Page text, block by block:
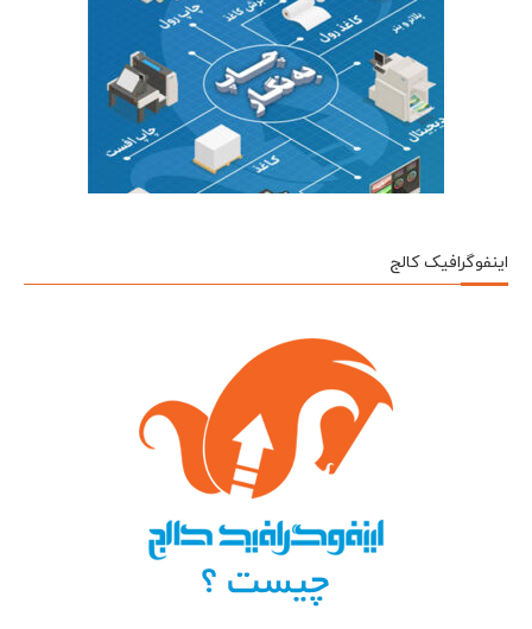
اینفوگرافیک کالج